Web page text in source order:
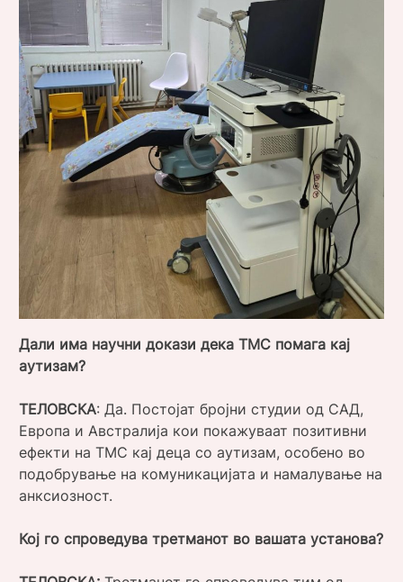
Дали има научни докази дека ТМС помага кај
аутизам?
ТЕЛОВСКА: Да. Постојат бројни студии од САД,
Европа и Австралија кои покажуваат позитивни
ефекти на ТМС кај деца со аутизам, особено во
подобрување на комуникацијата и намалување на
анксиозност.
Кој го спроведува третманот во вашата установа?